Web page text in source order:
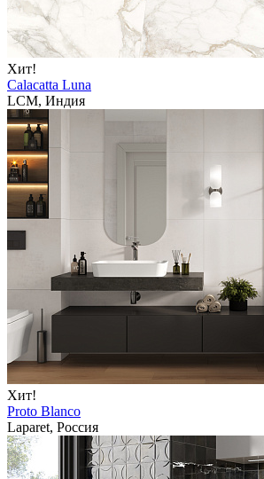
Хит!
Calacatta Luna
LCM, Индия
Хит!
Proto Blanco
Laparet, Россия